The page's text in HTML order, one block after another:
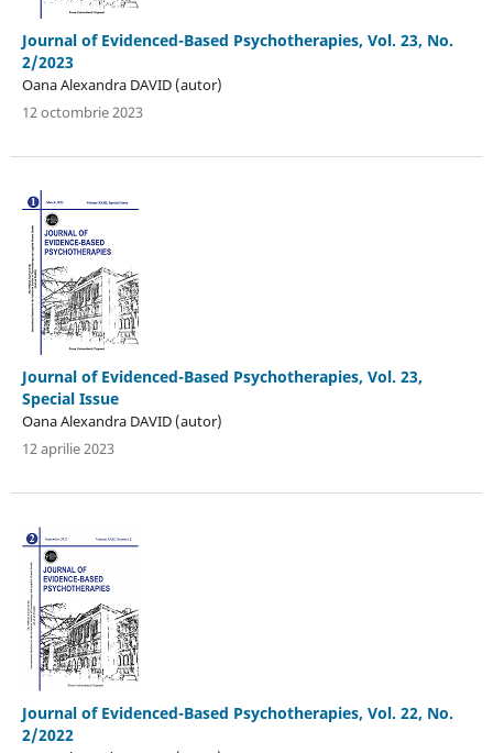
Journal of Evidenced-Based Psychotherapies, Vol. 23, No.
2/2023
Oana Alexandra DAVID (autor)
12 octombrie 2023
Journal of Evidenced-Based Psychotherapies, Vol. 23,
Special Issue
Oana Alexandra DAVID (autor)
12 aprilie 2023
Journal of Evidenced-Based Psychotherapies, Vol. 22, No.
2/2022